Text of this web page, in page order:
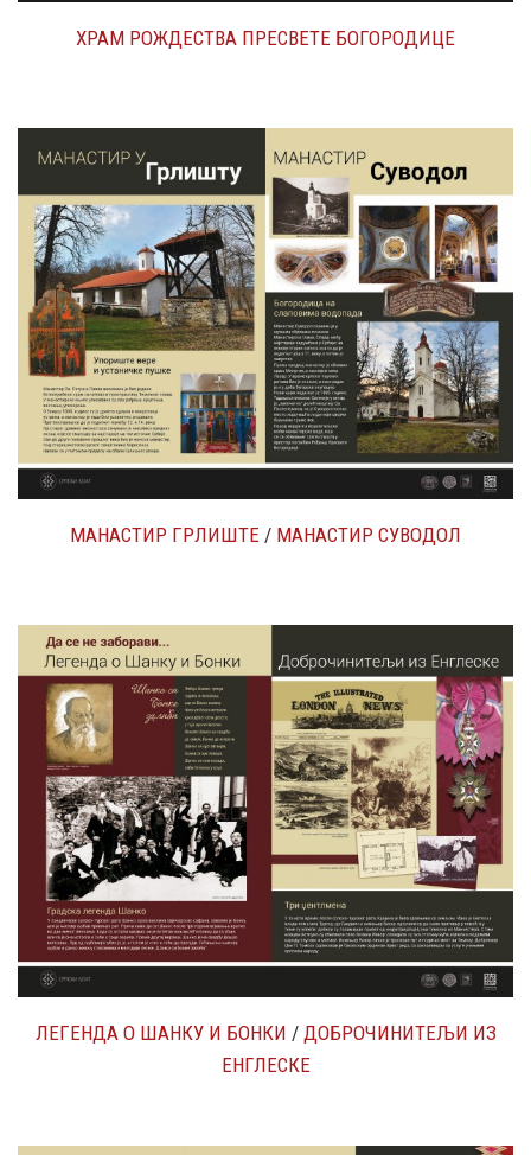
ХРАМ РОЖДЕСТВА ПРЕСВЕТЕ БОГОРОДИЦЕ
МАНАСТИР ГРЛИШТЕ / МАНАСТИР СУВОДОЛ
ЛЕГЕНДА О ШАНКУ И БОНКИ / ДОБРОЧИНИТЕЉИ ИЗ
ЕНГЛЕСКЕ